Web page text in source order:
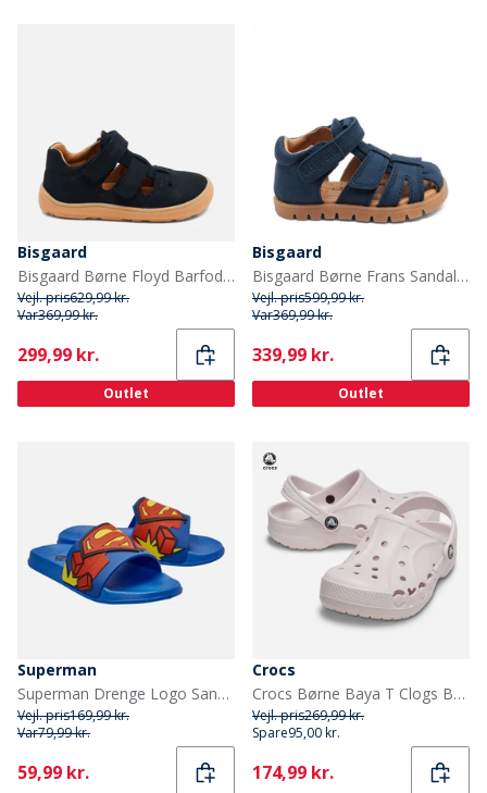
Bisgaard
Bisgaard Børne Floyd Barfodssandaler Navy
Vejl. pris629,99 kr.
Var369,99 kr.
Current
299,99 kr.
Outlet
Bisgaard
Bisgaard Børne Frans Sandaler Navy
Vejl. pris599,99 kr.
Var369,99 kr.
Current
339,99 kr.
Outlet
Superman
Superman Drenge Logo Sandaler Blå/Multi
Vejl. pris169,99 kr.
Var79,99 kr.
Current
59,99 kr.
Crocs
Crocs Børne Baya T Clogs Barely Pink
Vejl. pris269,99 kr.
Spare95,00 kr.
Current
174,99 kr.